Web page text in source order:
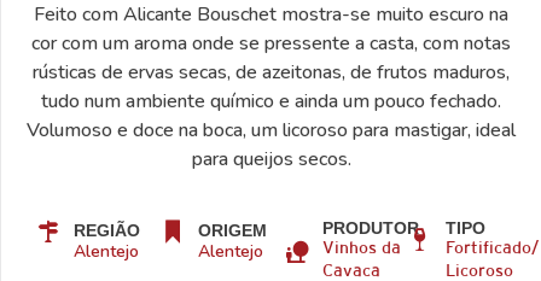
Feito com Alicante Bouschet mostra-se muito escuro na
cor com um aroma onde se pressente a casta, com notas
rústicas de ervas secas, de azeitonas, de frutos maduros,
tudo num ambiente químico e ainda um pouco fechado.
Volumoso e doce na boca, um licoroso para mastigar, ideal
para queijos secos.
REGIÃO
Alentejo
ORIGEM
Alentejo
PRODUTOR
Vinhos da
Cavaca
TIPO
Fortificado/
Licoroso